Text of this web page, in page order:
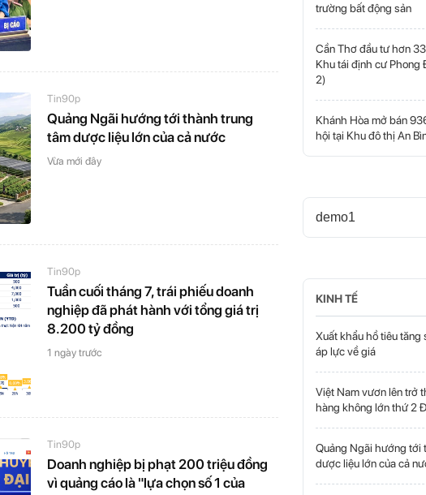
Tin90p
Quảng Ngãi hướng tới thành trung
tâm dược liệu lớn của cả nước
Vừa mới đây
Tin90p
Tuần cuối tháng 7, trái phiếu doanh
nghiệp đã phát hành với tổng giá trị
8.200 tỷ đồng
1 ngày trước
Tin90p
Doanh nghiệp bị phạt 200 triệu đồng
vì quảng cáo là "lựa chọn số 1 của
trường bất động sản
Cần Thơ đầu tư hơn
Khu tái định cư Phong
2)
Khánh Hòa mở bán
hội tại Khu đô thị An
demo1
KINH TẾ
Xuất khẩu hồ tiêu tăng
áp lực về giá
Việt Nam vươn lên trở
hàng không lớn thứ 2
Quảng Ngãi hướng tới
dược liệu lớn của cả